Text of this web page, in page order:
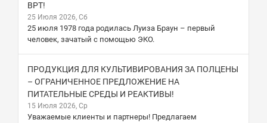
ВРТ!
25 Июля 2026, Сб
25 июля 1978 года родилась Луиза Браун – первый
человек, зачатый с помощью ЭКО.
ПРОДУКЦИЯ ДЛЯ КУЛЬТИВИРОВАНИЯ ЗА ПОЛЦЕНЫ
– ОГРАНИЧЕННОЕ ПРЕДЛОЖЕНИЕ НА
ПИТАТЕЛЬНЫЕ СРЕДЫ И РЕАКТИВЫ!
15 Июля 2026, Ср
Уважаемые клиенты и партнеры! Предлагаем